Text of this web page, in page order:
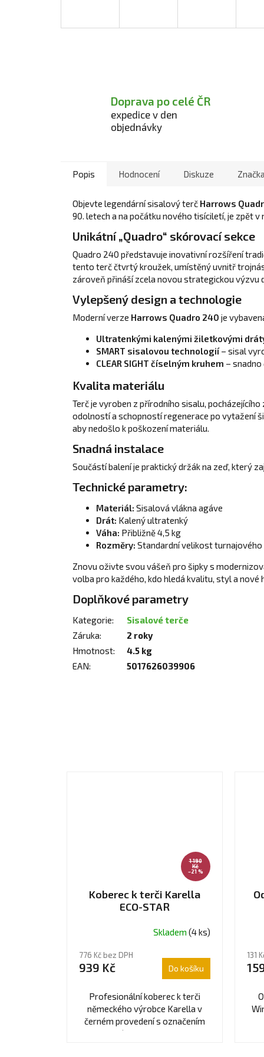
Doprava po celé ČR
expedice v den
objednávky
Popis Hodnocení Diskuze Značka
Objevte legendární sisalový terč Harrows
90. letech a na počátku nového tisíciletí, je zpět
Unikátní „Quadro“ skórovací sekce
Quadro 240 představuje inovativní rozšíření
tento terč čtvrtý kroužek, umístěný uvnitř
zároveň přináší zcela novou strategickou výzvu
Vylepšený design a technologie
Moderní verze Harrows Quadro 240 je
Ultratenkými kalenými žiletkovými
SMART sisalovou technologií– sisal
CLEAR SIGHT číselným kruhem –
Kvalita materiálu
Terč je vyroben z přírodního sisalu,
odolností a schopností regenerace po vytažení
aby nedošlo k poškození materiálu.
Snadná instalace
Součástí balení je praktický držák na zeď, který
Technické parametry:
Materiál: Sisalová vlákna agáve
Drát: Kalený ultratenký
Váha: Přibližně 4,5 kg
Rozměry: Standardní velikost turnajového
Znovu oživte svou vášeň pro šipky s
volba pro každého, kdo hledá kvalitu, styl a nové
Doplňkové parametry
Kategorie:
Sisalové terče
Záruka:
2 roky
Hmotnost:
4.5 kg
EAN: 5017626039906
1 190
Kč
–21 %
Koberec k terči Karella
ECO-STAR
Skladem (4 ks)
776 Kč bez DPH
939 Kč Do košíku
Profesionální koberec k terči
německého výrobce Karella v
černém provedení s označením
vzdálenosti 237 cm.
131